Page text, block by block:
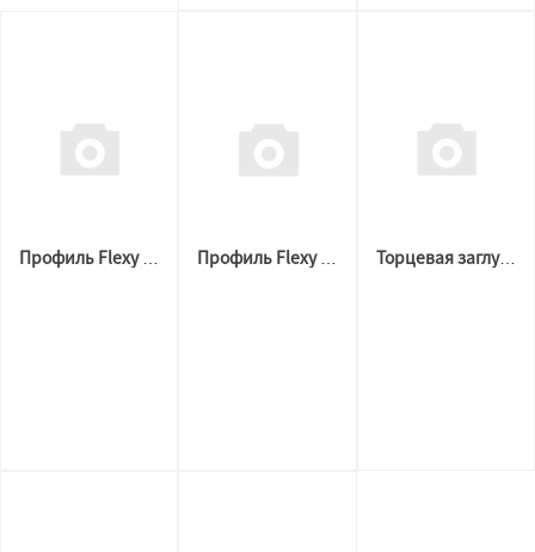
Профиль Flexy BORZZ LIGHT 30 (2м) Профиль Flexy BORZZ FLY MINI (2м) Чёрный Торцевая заглушка 3D Flexy 3см